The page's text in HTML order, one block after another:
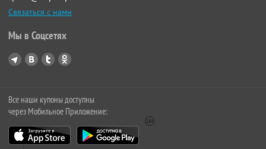
Связаться с нами
Мы в Соцсетях
Все наши купоны доступны
через Мобильное Приложение: